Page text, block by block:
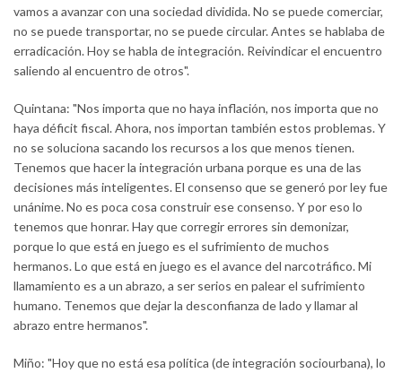
vamos a avanzar con una sociedad dividida. No se puede comerciar,
no se puede transportar, no se puede circular. Antes se hablaba de
erradicación. Hoy se habla de integración. Reivindicar el encuentro
saliendo al encuentro de otros".
Quintana: "Nos importa que no haya inflación, nos importa que no
haya déficit fiscal. Ahora, nos importan también estos problemas. Y
no se soluciona sacando los recursos a los que menos tienen.
Tenemos que hacer la integración urbana porque es una de las
decisiones más inteligentes. El consenso que se generó por ley fue
unánime. No es poca cosa construir ese consenso. Y por eso lo
tenemos que honrar. Hay que corregir errores sin demonizar,
porque lo que está en juego es el sufrimiento de muchos
hermanos. Lo que está en juego es el avance del narcotráfico. Mi
llamamiento es a un abrazo, a ser serios en palear el sufrimiento
humano. Tenemos que dejar la desconfianza de lado y llamar al
abrazo entre hermanos".
Miño: "Hoy que no está esa política (de integración sociourbana), lo